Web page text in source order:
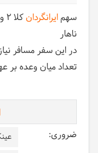
سهمایرانگردانکلا 2 وعده غذا شامل:
ناهار
در این سفر مسافر
تعداد میان وعده بر
ضروری: